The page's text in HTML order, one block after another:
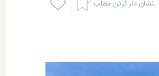
نشان دار کردن مطلب